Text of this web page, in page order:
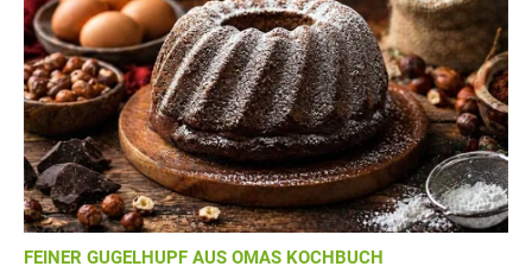
FEINER GUGELHUPF AUS OMAS KOCHBUCH